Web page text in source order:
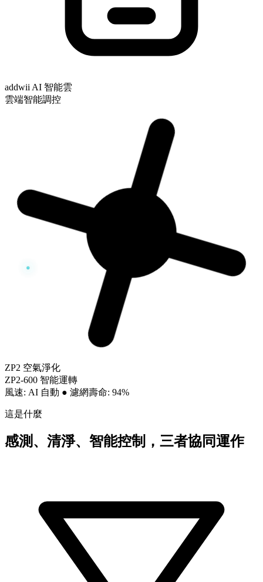
addwii AI 智能雲
雲端智能調控
ZP2 空氣淨化
ZP2-600 智能運轉
風速: AI 自動 ● 濾網壽命: 94%
這是什麼
感測、清淨、智能控制，三者協同運作